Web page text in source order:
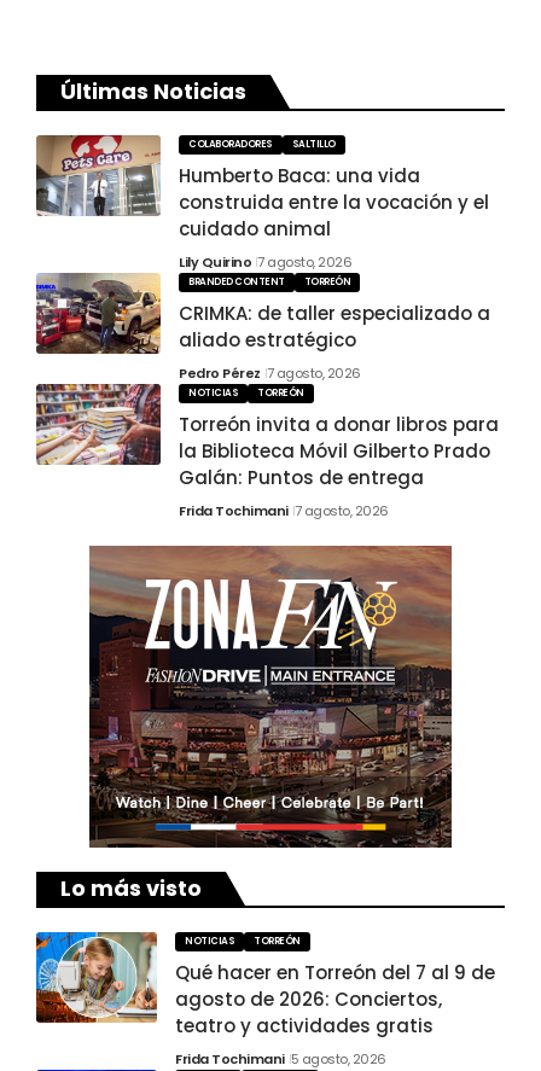
Últimas Noticias
COLABORADORES SALTILLO
Humberto Baca: una vida
construida entre la vocación y el
cuidado animal
Lily Quirino 7 agosto, 2026
BRANDED CONTENT TORREÓN
CRIMKA: de taller especializado a
aliado estratégico
Pedro Pérez 7 agosto, 2026
NOTICIAS TORREÓN
Torreón invita a donar libros para
la Biblioteca Móvil Gilberto Prado
Galán: Puntos de entrega
Frida Tochimani 7 agosto, 2026
Lo más visto
NOTICIAS TORREÓN
Qué hacer en Torreón del 7 al 9 de
agosto de 2026: Conciertos,
teatro y actividades gratis
Frida Tochimani 5 agosto, 2026